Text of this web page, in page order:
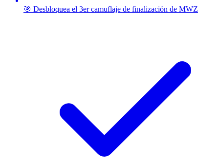
🎯 Desbloquea el 3er camuflaje de finalización de MWZ